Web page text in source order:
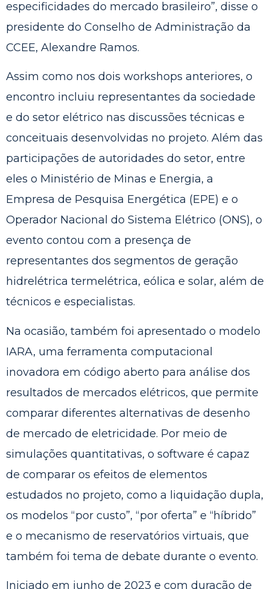
especificidades do mercado brasileiro”, disse o
presidente do Conselho de Administração da
CCEE, Alexandre Ramos.
Assim como nos dois workshops anteriores, o
encontro incluiu representantes da sociedade
e do setor elétrico nas discussões técnicas e
conceituais desenvolvidas no projeto. Além das
participações de autoridades do setor, entre
eles o Ministério de Minas e Energia, a
Empresa de Pesquisa Energética (EPE) e o
Operador Nacional do Sistema Elétrico (ONS), o
evento contou com a presença de
representantes dos segmentos de geração
hidrelétrica termelétrica, eólica e solar, além de
técnicos e especialistas.
Na ocasião, também foi apresentado o modelo
IARA, uma ferramenta computacional
inovadora em código aberto para análise dos
resultados de mercados elétricos, que permite
comparar diferentes alternativas de desenho
de mercado de eletricidade. Por meio de
simulações quantitativas, o software é capaz
de comparar os efeitos de elementos
estudados no projeto, como a liquidação dupla,
os modelos “por custo”, “por oferta” e “híbrido”
e o mecanismo de reservatórios virtuais, que
também foi tema de debate durante o evento.
Iniciado em junho de 2023 e com duração de